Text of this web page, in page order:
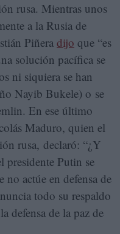
rusa. Mientras unos
a la Rusia de
Piñera dijo que “es
solución pacífica se
ni siquiera se han
Nayib Bukele) o se
En ese último
Maduro, quien el
rusa, declaró: “¿Y
presidente Putin se
no actúe en defensa de
todo su respaldo
defensa de la paz de